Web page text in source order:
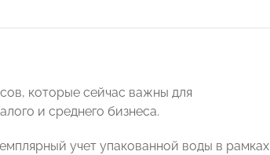
которые сейчас важны для
и среднего бизнеса.
учет упакованной воды в рамках